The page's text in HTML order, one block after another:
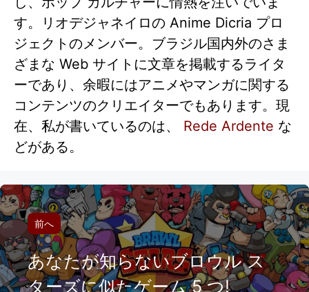
す。リオデジャネイロの Anime Dicria プロ
ジェクトのメンバー。ブラジル国内外のさま
ざまな Web サイトに文章を掲載するライタ
ーであり、余暇にはアニメやマンガに関する
コンテンツのクリエイターでもあります。現
在、私が書いているのは、 Rede Ardente な
どがある。
前へ
あなたが知らないブロウル ス
ターズに似たゲーム 5 つ!